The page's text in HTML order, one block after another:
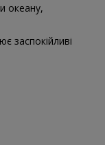
океану,
заспокійливі